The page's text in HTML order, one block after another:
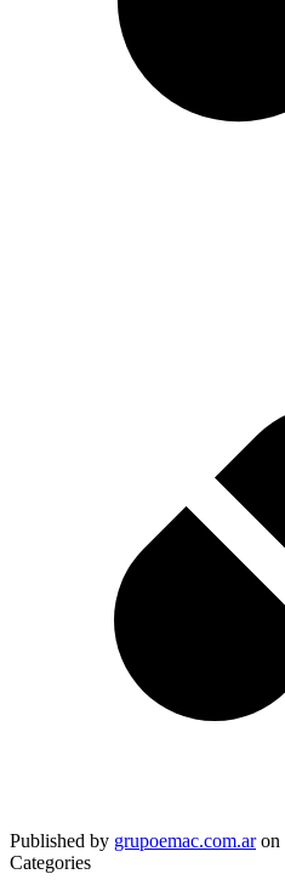
Published by grupoemac.com.ar on
Categories